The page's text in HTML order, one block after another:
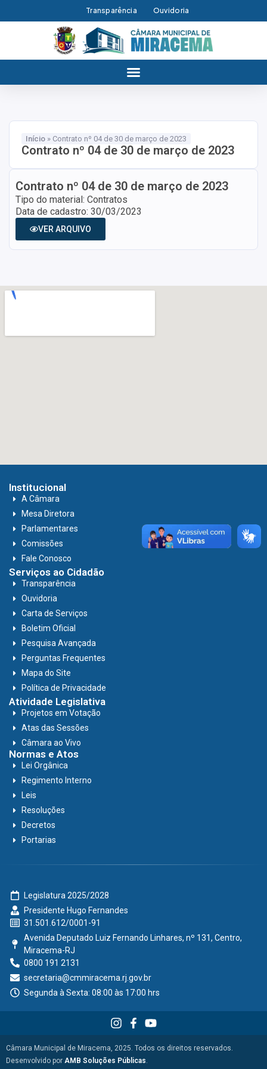
Transparência Ouvidoria
Início » Contrato nº 04 de 30 de março de 2023
Contrato nº 04 de 30 de março de 2023
Contrato nº 04 de 30 de março de 2023
Tipo do material: Contratos
Data de cadastro: 30/03/2023
VER ARQUIVO
Institucional
A Câmara
Mesa Diretora
Parlamentares
Comissões
Fale Conosco
Serviços ao Cidadão
Transparência
Ouvidoria
Carta de Serviços
Boletim Oficial
Pesquisa Avançada
Perguntas Frequentes
Mapa do Site
Política de Privacidade
Atividade Legislativa
Projetos em Votação
Atas das Sessões
Câmara ao Vivo
Normas e Atos
Lei Orgânica
Regimento Interno
Leis
Resoluções
Decretos
Portarias
Legislatura 2025/2028
Presidente Hugo Fernandes
31.501.612/0001-91
Avenida Deputado Luiz Fernando Linhares, nº 131, Centro,
Miracema-RJ
0800 191 2131
secretaria@cmmiracema.rj.gov.br
Segunda à Sexta: 08:00 às 17:00 hrs
Câmara Municipal de Miracema, 2025. Todos os direitos reservados.
Desenvolvido por AMB Soluções Públicas.